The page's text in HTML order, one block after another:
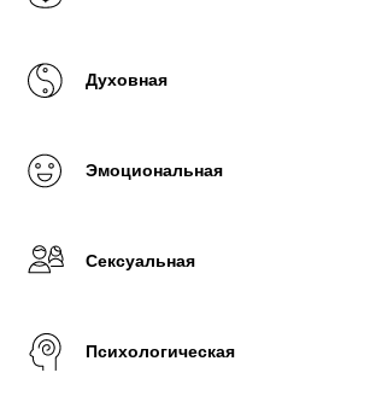
Духовная
Эмоциональная
Сексуальная
Психологическая